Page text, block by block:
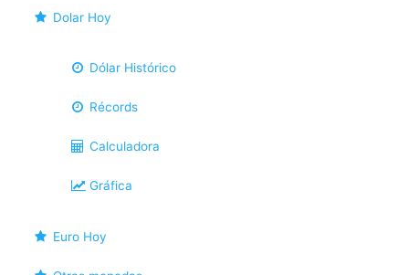
Dolar Hoy
Dólar Histórico
Récords
Calculadora
Gráfica
Euro Hoy